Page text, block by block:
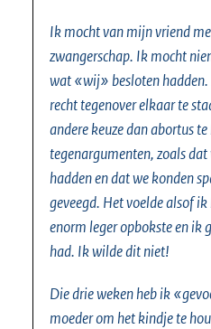
Ik mocht van mijn vriend
zwangerschap. Ik mocht
wat «wij» besloten
recht tegenover elkaar te
andere keuze dan abortus
tegenargumenten, zoals
hadden en dat we konden
geveegd. Het voelde alsof
enorm leger opbokste en ik
had. Ik wilde dit niet!
Die drie weken heb ik
moeder om het kindje te